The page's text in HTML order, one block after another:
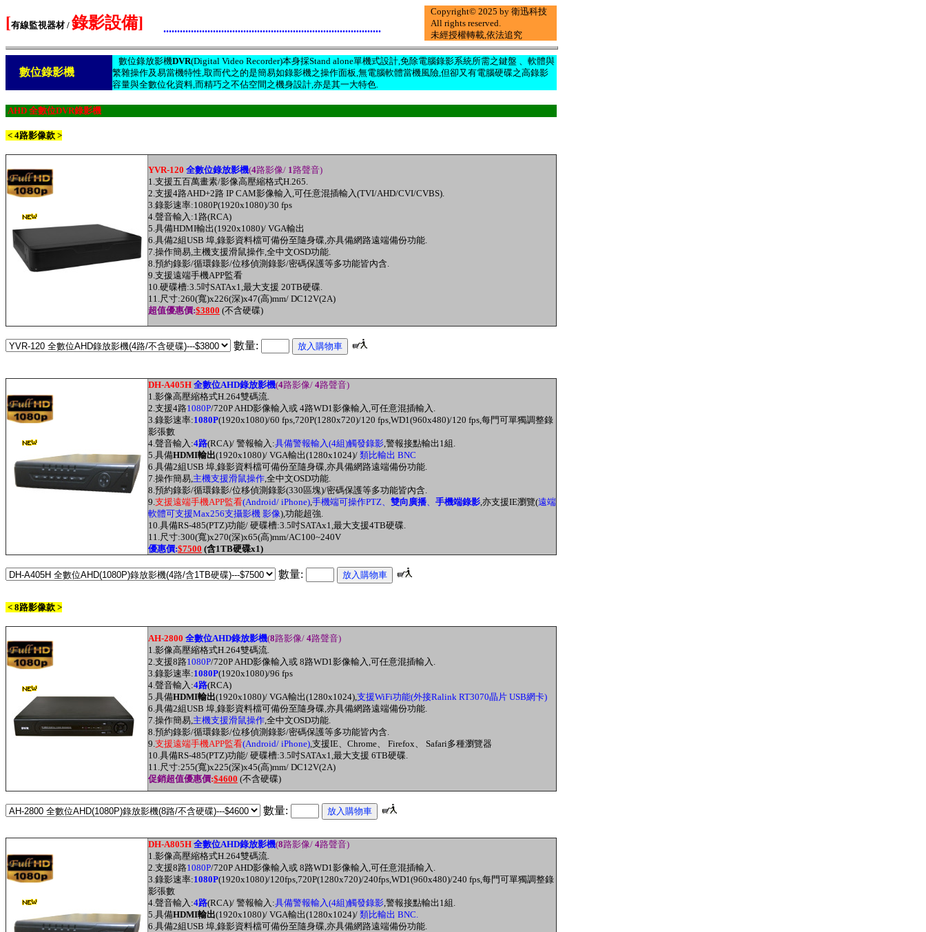
[有線監視器材 / 錄影設備] ...............................................................................
Copyright© 2025 by 衛迅科技
All rights reserved.
未經授權轉載,依法追究
數位錄影機
數位錄放影機DVR(Digital Video Recorder)本身採Stand alone單機式設計,免除電腦錄影系統所需之鍵盤 、軟體與
繁雜操作及易當機特性,取而代之的是簡易如錄影機之操作面板,無電腦軟體當機風險,但卻又有電腦硬碟之高錄影
容量與全數位化資料,而精巧之不佔空間之機身設計,亦是其一大特色.
AHD 全數位DVR錄影機
< 4路影像款 >
YVR-120 全數位錄放影機(4路影像/ 1路聲音)
1.支援五百萬畫素/影像高壓縮格式H.265.
2.支援4路AHD+2路 IP CAM影像輸入,可任意混插輸入(TVI/AHD/CVI/CVBS).
3.錄影速率:1080P(1920x1080)/30 fps
4.聲音輸入:1路(RCA)
5.具備HDMI輸出(1920x1080)/ VGA輸出
6.具備2組USB 埠,錄影資料檔可備份至隨身碟,亦具備網路遠端備份功能.
7.操作簡易,主機支援滑鼠操作,全中文OSD功能.
8.預約錄影/循環錄影/位移偵測 錄影/密碼保護等多功能皆內含.
9.支援遠端手機APP監看
10.硬碟槽:3.5吋SATAx1,最大支援 20TB硬碟.
11.尺寸:260(寬)x226(深)x47(高)mm/ DC12V(2A)
超值優惠價:$3800 (不含硬碟)
數量:
DH-A405H 全數位AHD錄放影機(4路影像/ 4路聲音)
1.影像高壓縮格式H.264雙碼流.
2.支援4路1080P/720P AHD影像輸入或 4路WD1影像輸入,可任意混插輸入.
3.錄影速率:1080P(1920x1080)/60 fps,720P(1280x720)/120 fps,WD1(960x480)/120 fps,每門可單獨調整錄
影張數
4.聲音輸入:4路(RCA)/ 警報輸入:具備警報輸入(4組)觸發錄影,警報接點輸出1組.
5.具備HDMI輸出(1920x1080)/ VGA輸出(1280x1024)/ 類比輸出 BNC
6.具備2組USB 埠,錄影資料檔可備份至隨身碟,亦具備網路遠端備份功能.
7.操作簡易,主機支援滑鼠操作,全中文OSD功能.
8.預約錄影/循環錄影/位移偵測 錄影(330區塊)/密碼保護等多功能皆內含.
9.支援遠端手機APP監看(Android/ iPhone),手機端可操作PTZ、 雙向廣播、 手機端錄影,亦支援IE瀏覽(遠端
軟體可支援Max256支攝影機 影像),功能超強.
10.具備RS-485(PTZ)功能/ 硬碟槽:3.5吋SATAx1,最大支援4TB硬碟.
11.尺寸:300(寬)x270(深)x65(高)mm/AC100~240V
優惠價:$7500 (含1TB硬碟x1)
數量:
< 8路影像款 >
AH-2800 全數位AHD錄放影機(8路影像/ 4路聲音)
1.影像高壓縮格式H.264雙碼流.
2.支援8路1080P/720P AHD影像輸入或 8路WD1影像輸入,可任意混插輸入.
3.錄影速率:1080P(1920x1080)/96 fps
4.聲音輸入:4路(RCA)
5.具備HDMI輸出(1920x1080)/ VGA輸出(1280x1024),支援WiFi功能(外接Ralink RT3070晶片 USB網卡)
6.具備2組USB 埠,錄影資料檔可備份至隨身碟,亦具備網路遠端備份功能.
7.操作簡易,主機支援滑鼠操作,全中文OSD功能.
8.預約錄影/循環錄影/位移偵測 錄影/密碼保護等多功能皆內含.
9.支援遠端手機APP監看(Android/ iPhone),支援IE、 Chrome、 Firefox、 Safari多種瀏覽器
10.具備RS-485(PTZ)功能/ 硬碟槽:3.5吋SATAx1,最大支援 6TB硬碟.
11.尺寸:255(寬)x225(深)x45(高)mm/ DC12V(2A)
促銷超值優惠價:$4600 (不含硬碟)
數量:
DH-A805H 全數位AHD錄放影機(8路影像/ 4路聲音)
1.影像高壓縮格式H.264雙碼流.
2.支援8路1080P/720P AHD影像輸入或 8路WD1影像輸入,可任意混插輸入.
3.錄影速率:1080P(1920x1080)/120fps,720P(1280x720)/240fps,WD1(960x480)/240 fps,每門可單獨調整錄
影張數
4.聲音輸入:4路(RCA)/ 警報輸入:具備警報輸入(4組)觸發錄影,警報接點輸出1組.
5.具備HDMI輸出(1920x1080)/ VGA輸出(1280x1024)/ 類比輸出 BNC.
6.具備2組USB 埠,錄影資料檔可備份至隨身碟,亦具備網路遠端備份功能.